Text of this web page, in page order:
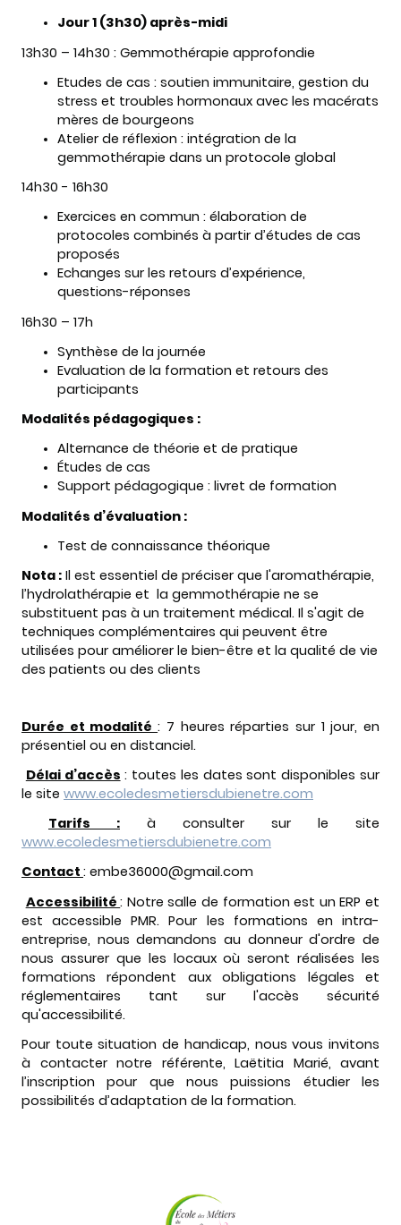
Jour 1 (3h30) après-midi
13h30 – 14h30 : Gemmothérapie approfondie
Etudes de cas : soutien immunitaire, gestion du
stress et troubles hormonaux avec les macérats
mères de bourgeons
Atelier de réflexion : intégration de la
gemmothérapie dans un protocole global
14h30 - 16h30
Exercices en commun : élaboration de
protocoles combinés à partir d’études de cas
proposés
Echanges sur les retours d’expérience,
questions-réponses
16h30 – 17h
Synthèse de la journée
Evaluation de la formation et retours des
participants
Modalités pédagogiques :
Alternance de théorie et de pratique
Études de cas
Support pédagogique : livret de formation
Modalités d’évaluation :
Test de connaissance théorique
Nota : Il est essentiel de préciser que l'aromathérapie,
l’hydrolathérapie et la gemmothérapie ne se
substituent pas à un traitement médical. Il s'agit de
techniques complémentaires qui peuvent être
utilisées pour améliorer le bien-être et la qualité de vie
des patients ou des clients
Durée et modalité: 7 heures réparties sur 1 jour, en
présentiel ou en distanciel.
Délai d’accès : toutes les dates sont disponibles sur
le site www.ecoledesmetiersdubienetre.com
Tarifs : à consulter sur le site
www.ecoledesmetiersdubienetre.com
Contact : embe36000@gmail.com
Accessibilité: Notre salle de formation est un ERP et
est accessible PMR. Pour les formations en intra-
entreprise, nous demandons au donneur d'ordre de
nous assurer que les locaux où seront réalisées les
formations répondent aux obligations légales et
réglementaires tant sur l'accès sécurité
qu'accessibilité.
Pour toute situation de handicap, nous vous invitons
à contacter notre référente, Laëtitia Marié, avant
l’inscription pour que nous puissions étudier les
possibilités d’adaptation de la formation.